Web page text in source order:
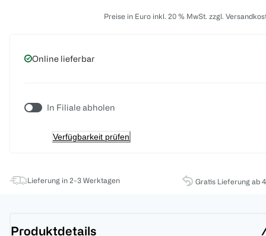
Preise in Euro inkl. 20 % MwSt. zzgl.
Online lieferbar
In Filiale abholen
Verfügbarkeit prüfen
Lieferung in 2-3 Werktagen Gratis Lieferung ab
Produktdetails